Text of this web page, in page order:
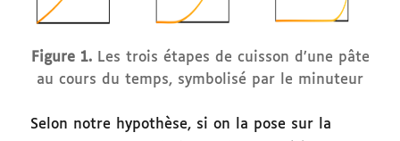
Figure 1.Les trois étapes de cuisson d’une pâte
au cours du temps, symbolisé par le minuteur
Selon notre hypothèse, si on la pose sur la